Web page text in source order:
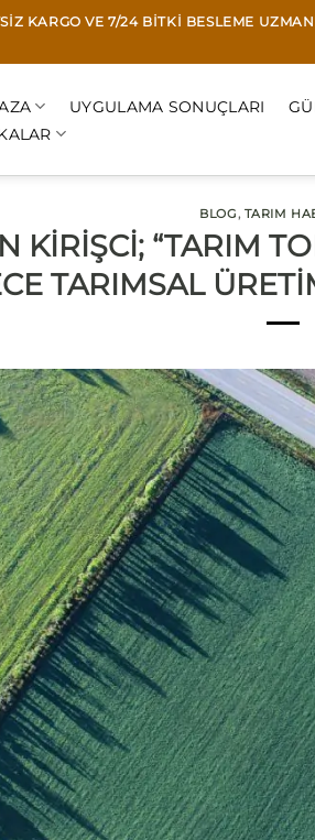
KARGO VE 7/24 BITKI BESLEME
UYGULAMA SONUÇLARI
BLOG, TARIM
KİRİŞCİ; “TARIM
TARIMSAL